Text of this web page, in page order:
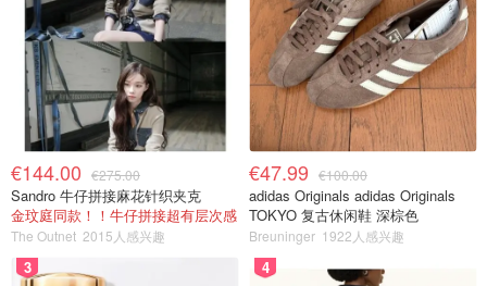
€144.00 €275.00
Sandro 牛仔拼接麻花针织夹克
金玟庭同款！！牛仔拼接超有层次感
The Outnet 2015人感兴趣
€47.99 €100.00
adidas Originals adidas Originals
TOKYO 复古休闲鞋 深棕色
Breuninger 1922人感兴趣
3 4